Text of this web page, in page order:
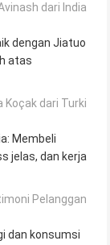
dari India
dengan Jiatuo
atas
dari Turki
Membeli
jelas, dan kerja
Pelanggan
dan konsumsi